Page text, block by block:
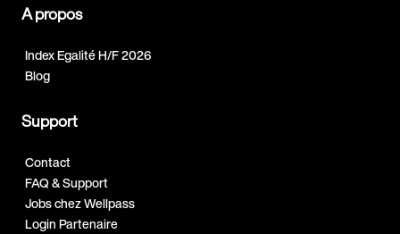
A propos
Index Egalité H/F 2026
Blog
Support
Contact
FAQ & Support
Jobs chez Wellpass
Login Partenaire